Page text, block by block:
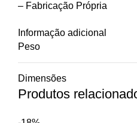
– Fabricação Própria
Informação adicional
Peso
Dimensões
Produtos